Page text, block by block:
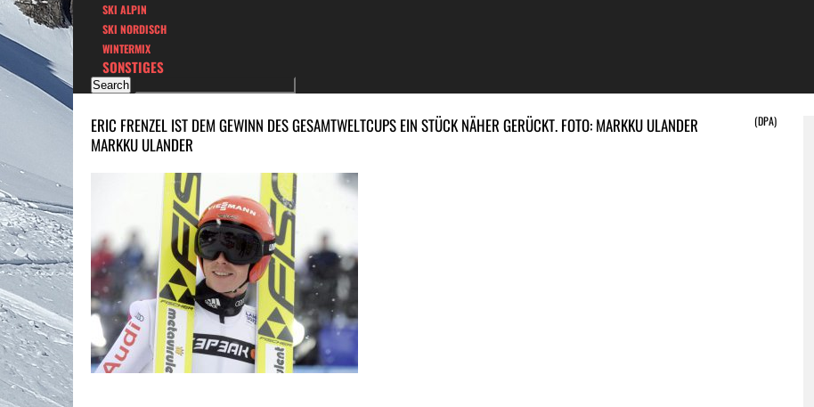
SKI ALPIN
SKI NORDISCH
WINTERMIX
SONSTIGES
ERIC FRENZEL IST DEM GEWINN DES GESAMTWELTCUPS EIN STÜCK NÄHER GERÜCKT. FOTO: MARKKU ULANDER
MARKKU ULANDER
(DPA)